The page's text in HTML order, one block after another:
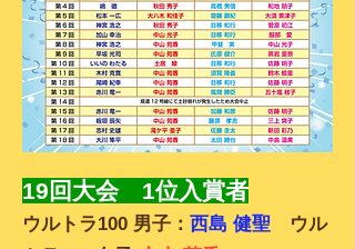
19回大会 1位入賞者
ウルトラ100 男子： 西島 健聖 ウル